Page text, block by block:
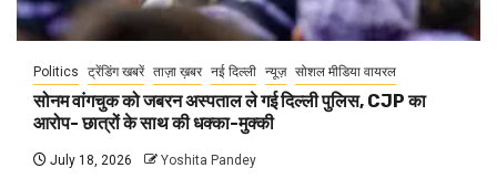
Politics ट्रेंडिंग खबरें ताज़ा ख़बर नई दिल्ली न्यूज़ सोशल मीडिया वायरल
सोनम वांगचुक को जबरन अस्पताल ले गई दिल्ली पुलिस, CJP का
आरोप- छात्रों के साथ की धक्का-मुक्की
July 18, 2026 Yoshita Pandey